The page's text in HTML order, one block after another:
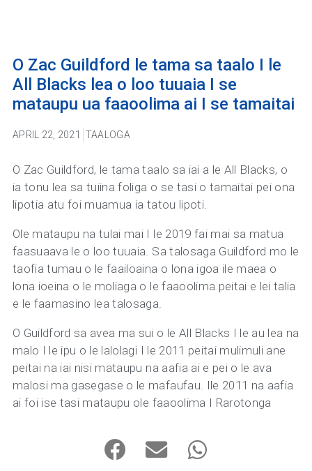
O Zac Guildford le tama sa taalo I le
All Blacks lea o loo tuuaia I se
mataupu ua faaoolima ai I se tamaitai
APRIL 22, 2021 TAALOGA
O Zac Guildford, le tama taalo sa iai a le All Blacks, o
ia tonu lea sa tuiina foliga o se tasi o tamaitai pei ona
lipotia atu foi muamua ia tatou lipoti.
Ole mataupu na tulai mai I le 2019 fai mai sa matua
faasuaava le o loo tuuaia. Sa talosaga Guildford mo le
taofia tumau o le faailoaina o lona igoa ile maea o
lona ioeina o le moliaga o le faaoolima peitai e lei talia
e le faamasino lea talosaga.
O Guildford sa avea ma sui o le All Blacks I le au lea na
malo I le ipu o le lalolagi I le 2011 peitai mulimuli ane
peitai na iai nisi mataupu na aafia ai e pei o le ava
malosi ma gasegase o le mafaufau. Ile 2011 na aafia
ai foi ise tasi mataupu ole faaoolima I Rarotonga